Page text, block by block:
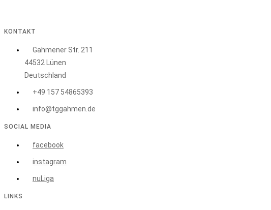
KONTAKT
Gahmener Str. 211
44532 Lünen
Deutschland
+49 157 54865393
info@tggahmen.de
SOCIAL MEDIA
facebook
instagram
nuLiga
LINKS